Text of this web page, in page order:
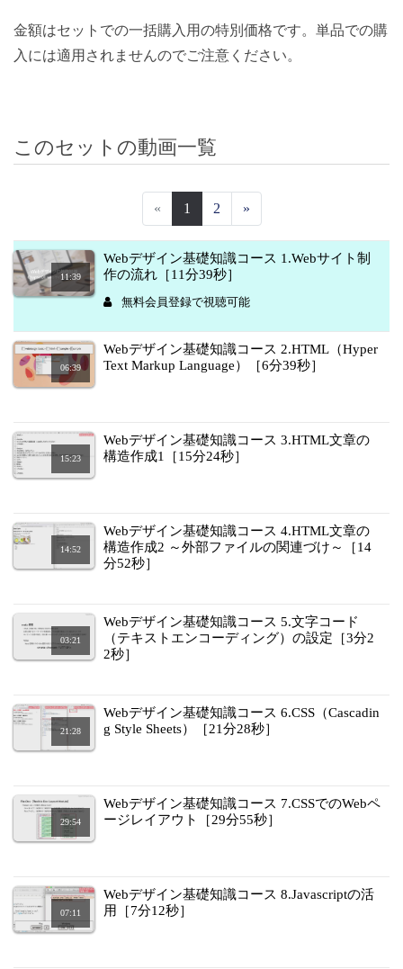
金額はセットでの一括購入用の特別価格です。単品での購
入には適用されませんのでご注意ください。
このセットの動画一覧
« 1 2 »
11:39
Webデザイン基礎知識コース 1.Webサイト制
作の流れ［11分39秒］
無料会員登録で視聴可能
06:39
Webデザイン基礎知識コース 2.HTML（Hyper
Text Markup Language）［6分39秒］
15:23
Webデザイン基礎知識コース 3.HTML文章の
構造作成1［15分24秒］
14:52
Webデザイン基礎知識コース 4.HTML文章の
構造作成2 ～外部ファイルの関連づけ～［14
分52秒］
03:21
Webデザイン基礎知識コース 5.文字コード
（テキストエンコーディング）の設定［3分2
2秒］
21:28
Webデザイン基礎知識コース 6.CSS（Cascadin
g Style Sheets）［21分28秒］
29:54
Webデザイン基礎知識コース 7.CSSでのWebペ
ージレイアウト［29分55秒］
07:11
Webデザイン基礎知識コース 8.Javascriptの活
用［7分12秒］